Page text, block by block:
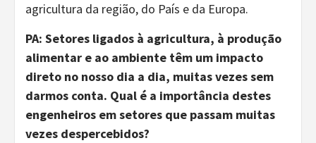
agricultura da região, do País e da Europa.
PA: Setores ligados à agricultura, à produção
alimentar e ao ambiente têm um impacto
direto no nosso dia a dia, muitas vezes sem
darmos conta. Qual é a importância destes
engenheiros em setores que passam muitas
vezes despercebidos?